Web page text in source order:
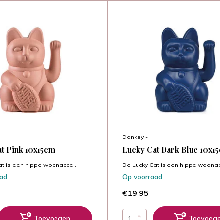
Pink 10x15cm
is een hippe woonacce...
Toevoegen
Donkey -
Lucky Cat Dark Blue
De Lucky Cat is een hippe
Op voorraad
€19,95